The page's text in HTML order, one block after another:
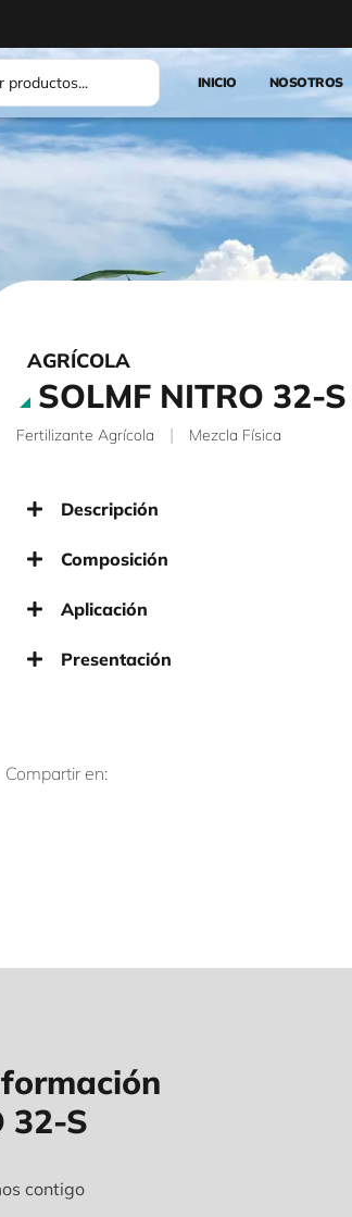
INICIO NOSOTROS
AGRÍCOLA
SOLMF NITRO 32-S
Fertilizante Agrícola | Mezcla Física
Descripción
Composición
Aplicación
Presentación
Compartir en:
32-S
contigo